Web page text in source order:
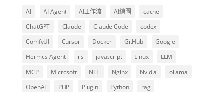
AI AI Agent AI工作流 AI繪圖
cache
ChatGPT
Claude Claude Code
codex
ComfyUI
Cursor Docker GitHub
Google
Hermes Agent
iis javascript Linux
LLM
MCP
Microsoft NFT Nginx Nvidia
ollama
OpenAI
PHP Plugin Python
rag